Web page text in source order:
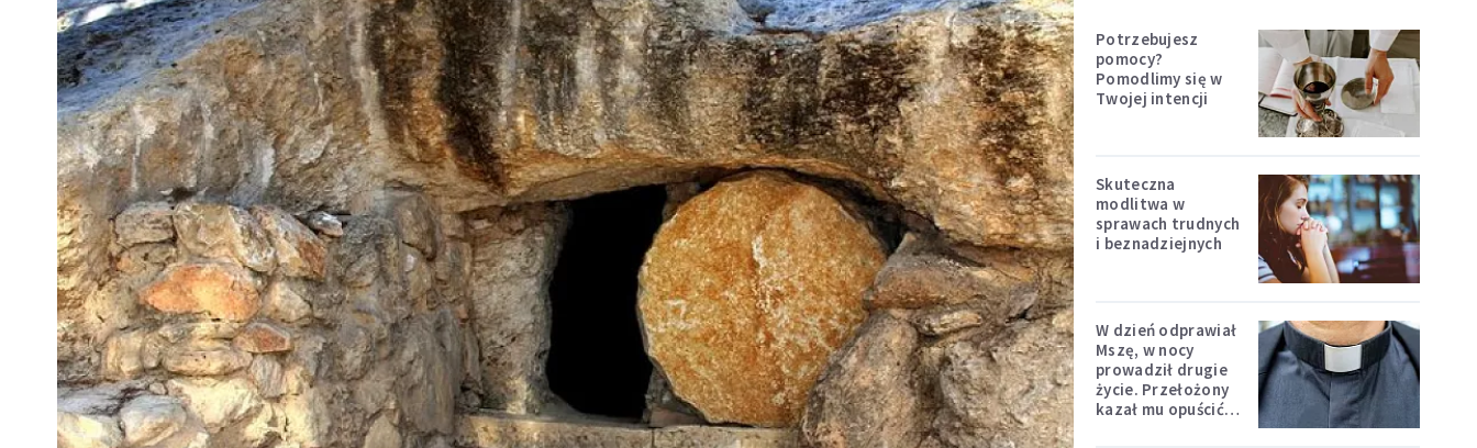
Potrzebujesz
pomocy?
Pomodlimy się w
Twojej intencji
Skuteczna
modlitwa w
sprawach trudnych
i beznadziejnych
W dzień odprawiał
Mszę, w nocy
prowadził drugie
życie. Przełożony
kazał mu opuścić